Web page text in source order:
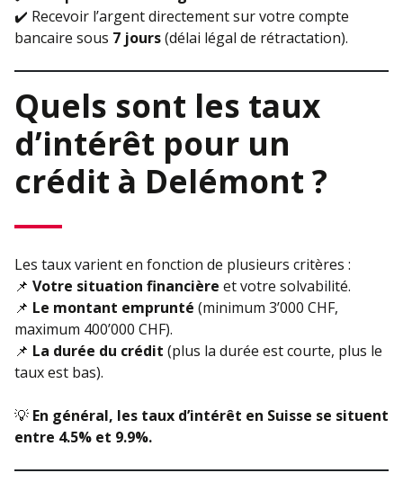
✔️ Recevoir l’argent directement sur votre compte
bancaire sous 7 jours(délai légal de rétractation).
Quels sont les taux
d’intérêt pour un
crédit à Delémont ?
Les taux varient en fonction de plusieurs critères :
📌 Votre situation financière et votre solvabilité.
📌 Le montant emprunté (minimum 3’000 CHF,
maximum 400’000 CHF).
📌 La durée du crédit (plus la durée est courte, plus le
taux est bas).
💡 En général, les taux d’intérêt en Suisse se situent
entre 4.5% et 9.9%.